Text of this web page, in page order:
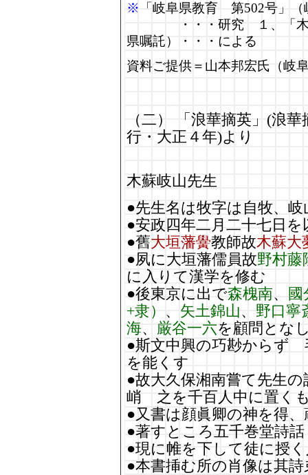
※ 「岐阜県教育 第502号」
・・・研究 １、「木蘇
県嘱託）・・・による
資料ご提供＝山本邦宏氏（岐
（二） 「浪華摘英」(浪
行・大正４年)より
木蘇岐山先生
●先生名は牧字は自牧、
●安政四年二月二十七日
●舊大垣藩黌教師故木蘇大
●夙に大垣藩儒員故野村藤
に入りて漢学を修む
●後東京に出で森槐南、
國
+隶） 、 矢土錦山、 野口寧
海、 厳谷一六を顧問とな
●斯文中興の巧尠からず
を能くす
●故大久保湘南嘗て先生
峭 之を千百人中に置く
●又書は顔眞卿の神を得
●著すところ五千巻堂詩
●現に帷を下して徒に授
●本書挿む所の肖像は其詩